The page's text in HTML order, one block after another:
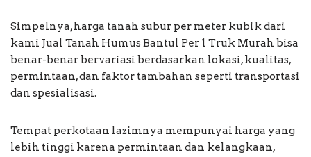
Simpelnya, harga tanah subur per meter kubik dari
kami Jual Tanah Humus Bantul Per 1 Truk Murah bisa
benar-benar bervariasi berdasarkan lokasi, kualitas,
permintaan, dan faktor tambahan seperti transportasi
dan spesialisasi.
Tempat perkotaan lazimnya mempunyai harga yang
lebih tinggi karena permintaan dan kelangkaan,